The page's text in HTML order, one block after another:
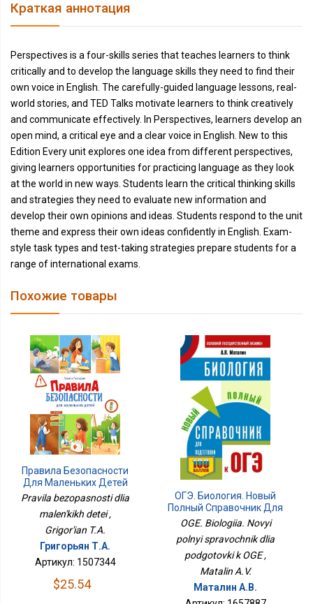
Краткая аннотация
Perspectives is a four-skills series that teaches learners to think
critically and to develop the language skills they need to find their
own voice in English. The carefully-guided language lessons, real-
world stories, and TED Talks motivate learners to think creatively
and communicate effectively. In Perspectives, learners develop an
open mind, a critical eye and a clear voice in English. New to this
Edition Every unit explores one idea from different perspectives,
giving learners opportunities for practicing language as they look
at the world in new ways. Students learn the critical thinking skills
and strategies they need to evaluate new information and
develop their own opinions and ideas. Students respond to the unit
theme and express their own ideas confidently in English. Exam-
style task types and test-taking strategies prepare students for a
range of international exams.
Похожие товары
Правила Безопасности
Для Маленьких Детей
Pravila bezopasnosti dlia
malen'kikh detei ,
Grigor'ian T.A.
Григорьян Т.А.
Артикул: 1507344
$25.54
ОГЭ. Биология. Новый
Полный Справочник Для
Подготовки К ОГЭ
OGE. Biologiia. Novyi
polnyi spravochnik dlia
podgotovki k OGE ,
Matalin A.V.
Маталин А.В.